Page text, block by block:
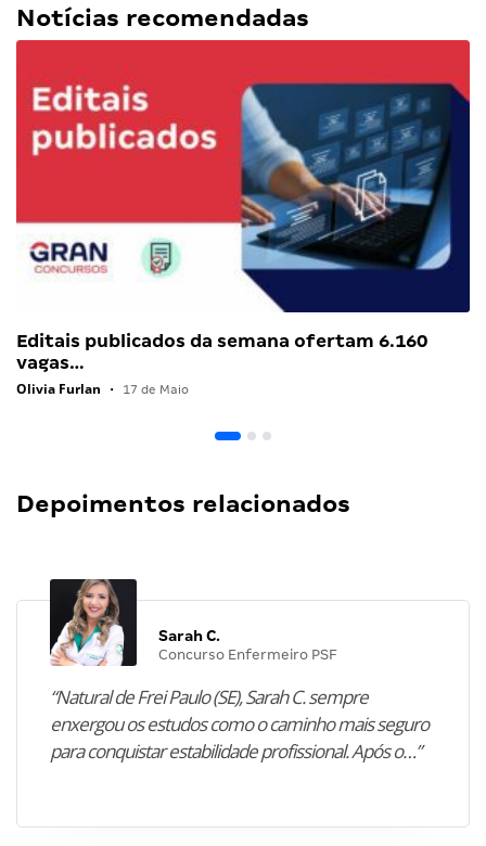
Notícias recomendadas
Editais publicados da semana ofertam 6.160
vagas…
Olivia Furlan • 17 de Maio
Depoimentos relacionados
Sarah C.
Concurso Enfermeiro PSF
“Natural de Frei Paulo (SE), Sarah C. sempre
enxergou os estudos como o caminho mais seguro
para conquistar estabilidade profissional. Após o…”